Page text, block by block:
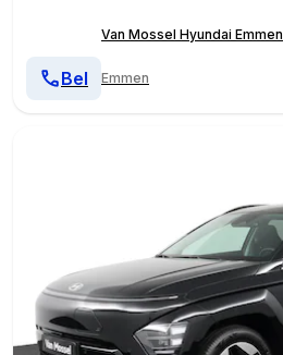
Van Mossel Hyundai Emmen
Emmen
Bel